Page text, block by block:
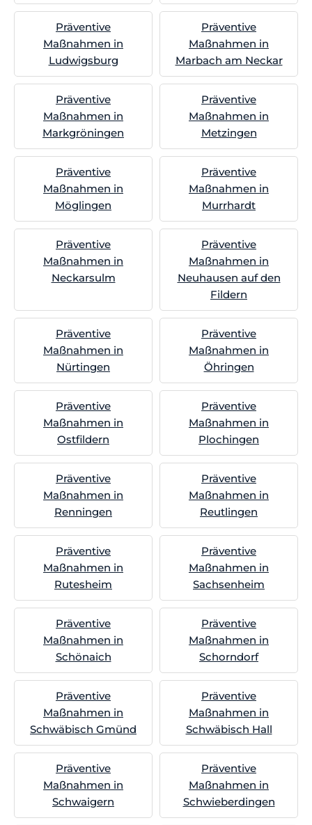
Präventive
Maßnahmen in
Ludwigsburg
Präventive
Maßnahmen in
Marbach am Neckar
Präventive
Maßnahmen in
Markgröningen
Präventive
Maßnahmen in
Metzingen
Präventive
Maßnahmen in
Möglingen
Präventive
Maßnahmen in
Murrhardt
Präventive
Maßnahmen in
Neckarsulm
Präventive
Maßnahmen in
Neuhausen auf den
Fildern
Präventive
Maßnahmen in
Nürtingen
Präventive
Maßnahmen in
Öhringen
Präventive
Maßnahmen in
Ostfildern
Präventive
Maßnahmen in
Plochingen
Präventive
Maßnahmen in
Renningen
Präventive
Maßnahmen in
Reutlingen
Präventive
Maßnahmen in
Rutesheim
Präventive
Maßnahmen in
Sachsenheim
Präventive
Maßnahmen in
Schönaich
Präventive
Maßnahmen in
Schorndorf
Präventive
Maßnahmen in
Schwäbisch Gmünd
Präventive
Maßnahmen in
Schwäbisch Hall
Präventive
Maßnahmen in
Schwaigern
Präventive
Maßnahmen in
Schwieberdingen